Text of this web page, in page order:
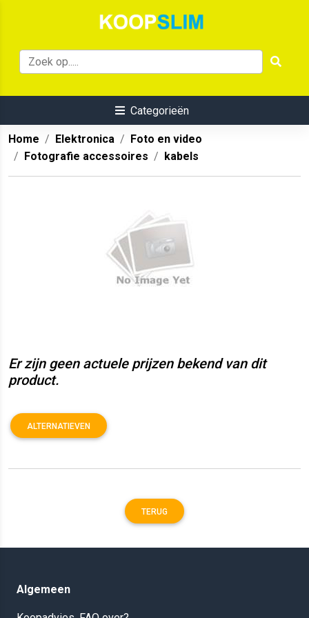
Categorieën
Home Elektronica
Foto en video
Fotografie accessoires
kabels
Er zijn geen actuele prijzen bekend van dit
product.
ALTERNATIEVEN
TERUG
Algemeen